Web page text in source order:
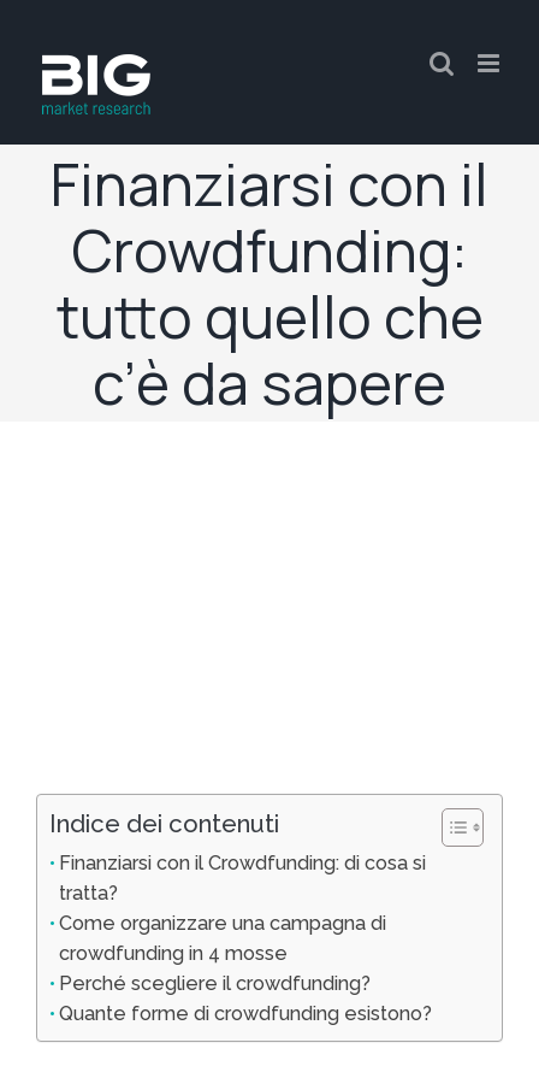
Finanziarsi con il
Crowdfunding:
tutto quello che
c’è da sapere
Indice dei contenuti
Finanziarsi con il Crowdfunding: di cosa si
tratta?
Come organizzare una campagna di
crowdfunding in 4 mosse
Perché scegliere il crowdfunding?
Quante forme di crowdfunding esistono?